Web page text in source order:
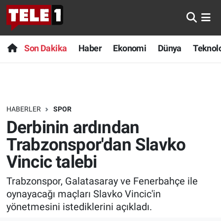
Son Dakika Haber Ekonomi Dünya
HABERLER SPOR
Derbinin ardından
Trabzonspor'dan Slavko
Vincic talebi
Trabzonspor, Galatasaray ve Fenerbahçe ile
oynayacağı maçları Slavko Vincic'in
yönetmesini istediklerini açıkladı.
Anında Manşet
Başka Sohbetler
Bilim turu
Bilim ve Teknoloji Evreni
Doğa Konuşuyor
Dünya
Ege Saati
Son Dakika
Haber
Dünya
Teknoloji
Sağlık
Yayın Akışı
Nöbetçi Eczaneler
Hava Durumu
Trafik Durumu
Süper Lig Puan Durumu ve Fikstür
Tüm Manşetler
Son Dakika Haberleri
Haber Arşivi